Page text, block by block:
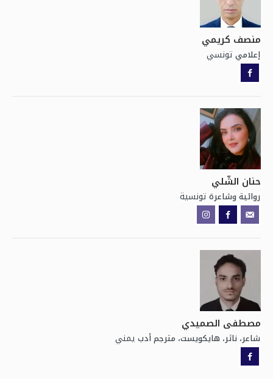
منصف كريمي
إعلامي تونسي
حنان الشّلي
روائية وشاعرة تونسية
مصطفى الصميدي
شاعر، ناثر، هايكويست، مترجم أدب يمني